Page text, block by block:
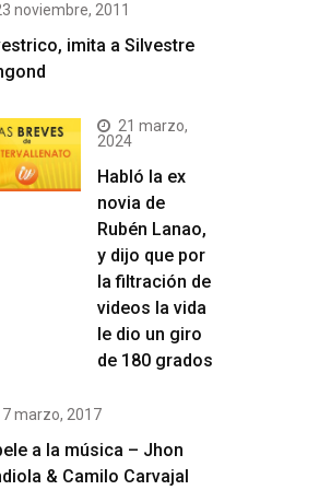
noviembre, 2011
imita a Silvestre
21 marzo,
2024
Habló la ex
novia de
Rubén Lanao,
y dijo que por
la filtración de
videos la vida
le dio un giro
de 180 grados
marzo, 2017
a la música – Jhon
& Camilo Carvajal